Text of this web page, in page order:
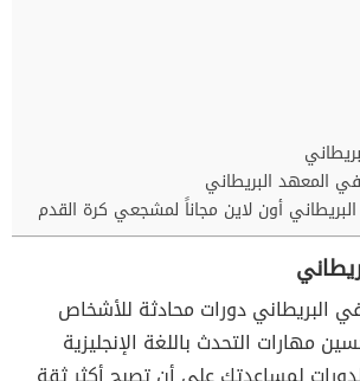
المعهد البريطاني
أون لاين مجاناً لمشجعي كرة القدم
البريطاني دورات محادثة للأشخاص
مهارات التحدث باللغة الإنجليزية